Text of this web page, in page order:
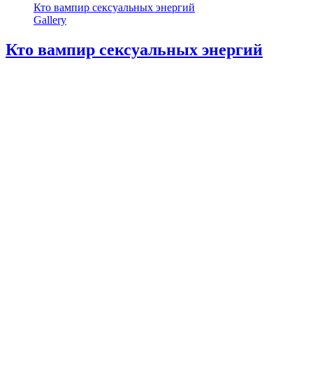
Кто вампир сексуальных энергий
Gallery
Кто вампир сексуальных энергий